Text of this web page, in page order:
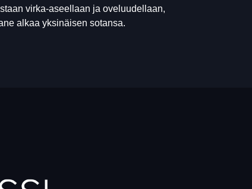
virka-aseellaan ja oveluudellaan,
alkaa yksinäisen sotansa.